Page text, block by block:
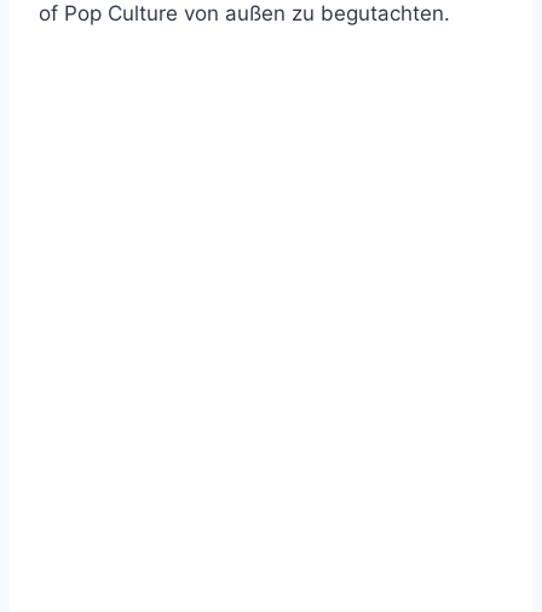
of Pop Culture von außen zu begutachten.